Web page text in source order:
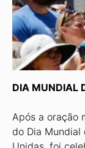
DIA MUNDIAL
Após a oração
do Dia Mundial